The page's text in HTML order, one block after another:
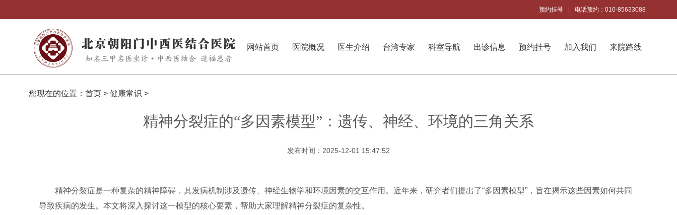
电话预约：010-85633088
预约挂号
网站首页 医院概况 医生介绍 台湾专家 科室导航 出诊信息 预约挂号 加入我们 来院路线
您现在的位置： 首页 > 健康常识 >
精神分裂症的“多因素模型”：遗传、神经、环境的三角关系
发布时间：2025-12-01 15:47:52
精神分裂症是一种复杂的精神障碍，其发病机制涉及遗传、神经生物学和环境因素的交互作用。近年来，研究者们提出了“多因素模型”，旨在揭示这些因素如何共同
导致疾病的发生。本文将深入探讨这一模型的核心要素，帮助大家理解精神分裂症的复杂性。